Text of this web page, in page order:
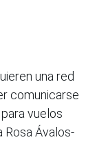
una red
comunicarse
vuelos
Rosa Ávalos-